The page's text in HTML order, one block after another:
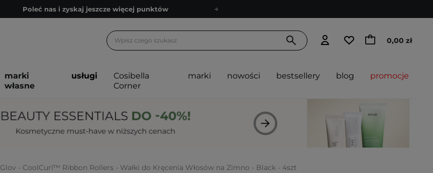
Zapisz się na newsletter pełen porad
Z nami to możliwe! Realizacja zamówienia do 24h.
Zapisz się na newsletter pełen porad
0,00 zł
marki
własne
usługi
Cosibella
Corner
marki nowości bestsellery blog promocje
Glov - CoolCurl™ Ribbon Rollers - Wałki do Kręcenia Włosów na Zimno - Black - 4szt